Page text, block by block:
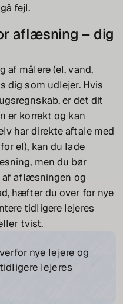
fejl.
aflæsning – dig
målere (el, vand,
dig som udlejer. Hvis
er det dit
er korrekt og kan
har direkte aftale med
el), kan du lade
men du bør
af aflæsningen og
hæfter du over for nye
tidligere lejeres
tvist.
nye lejere og
lejeres